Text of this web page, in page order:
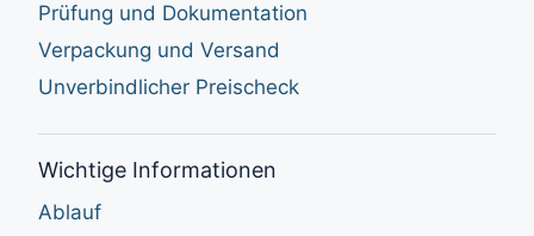
Prüfung und Dokumentation
Verpackung und Versand
Unverbindlicher Preischeck
Wichtige Informationen
Ablauf